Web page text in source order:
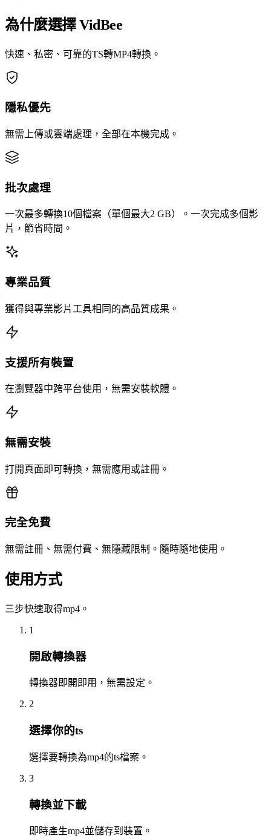
為什麼選擇 VidBee
快速、私密、可靠的TS轉MP4轉換。
隱私優先
無需上傳或雲端處理，全部在本機完成。
批次處理
一次最多轉換10個檔案（單個最大2 GB）。一次完成多個影
片，節省時間。
專業品質
獲得與專業影片工具相同的高品質成果。
支援所有裝置
在瀏覽器中跨平台使用，無需安裝軟體。
無需安裝
打開頁面即可轉換，無需應用或註冊。
完全免費
無需註冊、無需付費、無隱藏限制。隨時隨地使用。
使用方式
三步快速取得mp4。
1
開啟轉換器
轉換器即開即用，無需設定。
2
選擇你的ts
選擇要轉換為mp4的ts檔案。
3
轉換並下載
即時產生mp4並儲存到裝置。